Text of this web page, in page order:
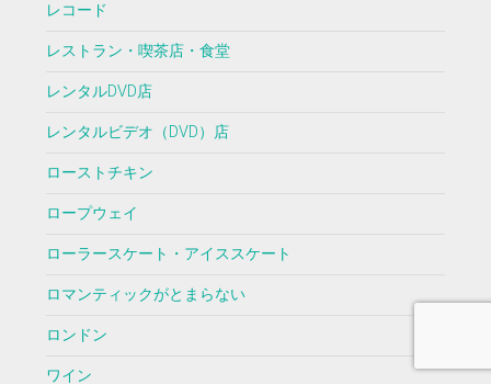
レコード
レストラン・喫茶店・食堂
レンタルDVD店
レンタルビデオ（DVD）店
ローストチキン
ロープウェイ
ローラースケート・アイススケート
ロマンティックがとまらない
ロンドン
ワイン